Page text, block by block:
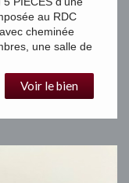
au RDC
cheminée
une salle de
Voir le bien